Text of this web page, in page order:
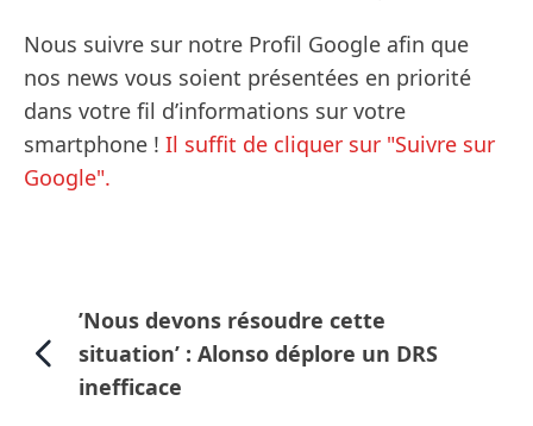
Nous suivre sur notre Profil Google afin que
nos news vous soient présentées en priorité
dans votre fil d’informations sur votre
smartphone ! Il suffit de cliquer sur "Suivre sur
Google".
’Nous devons résoudre cette
situation’ : Alonso déplore un DRS
inefficace